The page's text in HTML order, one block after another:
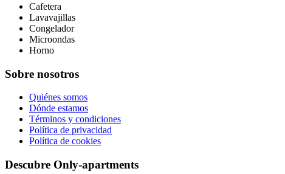
Cafetera
Lavavajillas
Congelador
Microondas
Horno
Sobre nosotros
Quiénes somos
Dónde estamos
Términos y condiciones
Política de privacidad
Política de cookies
Descubre Only-apartments